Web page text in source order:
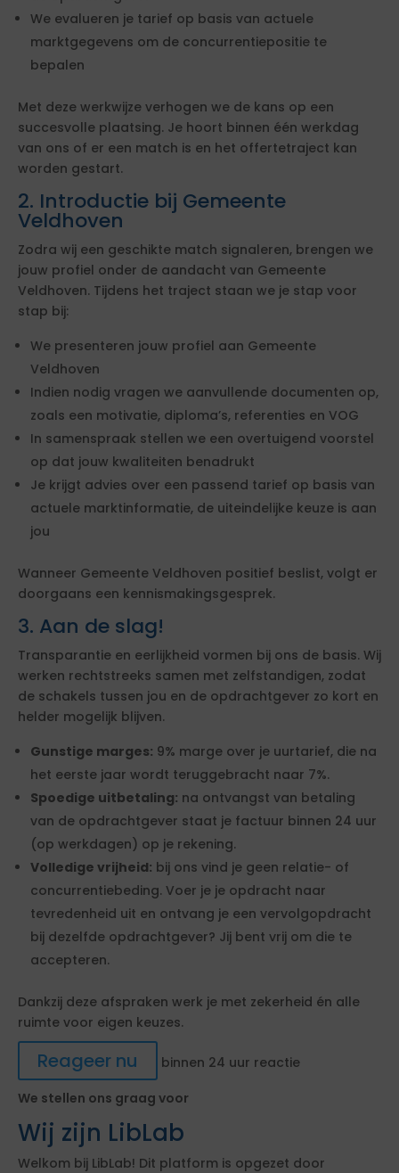
We evalueren je tarief op basis van actuele
marktgegevens om de concurrentiepositie te
bepalen
Met deze werkwijze verhogen we de kans op een
succesvolle plaatsing. Je hoort binnen één werkdag
van ons of er een match is en het offertetraject kan
worden gestart.
2. Introductie bij Gemeente
Veldhoven
Zodra wij een geschikte match signaleren, brengen we
jouw profiel onder de aandacht van Gemeente
Veldhoven. Tijdens het traject staan we je stap voor
stap bij:
We presenteren jouw profiel aan Gemeente
Veldhoven
Indien nodig vragen we aanvullende documenten op,
zoals een motivatie, diploma’s, referenties en VOG
In samenspraak stellen we een overtuigend voorstel
op dat jouw kwaliteiten benadrukt
Je krijgt advies over een passend tarief op basis van
actuele marktinformatie, de uiteindelijke keuze is aan
jou
Wanneer Gemeente Veldhoven positief beslist, volgt er
doorgaans een kennismakingsgesprek.
3. Aan de slag!
Transparantie en eerlijkheid vormen bij ons de basis. Wij
werken rechtstreeks samen met zelfstandigen, zodat
de schakels tussen jou en de opdrachtgever zo kort en
helder mogelijk blijven.
Gunstige marges: 9% marge over je uurtarief, die na
het eerste jaar wordt teruggebracht naar 7%.
Spoedige uitbetaling: na ontvangst van betaling
van de opdrachtgever staat je factuur binnen 24 uur
(op werkdagen) op je rekening.
Volledige vrijheid: bij ons vind je geen relatie- of
concurrentiebeding. Voer je je opdracht naar
tevredenheid uit en ontvang je een vervolgopdracht
bij dezelfde opdrachtgever? Jij bent vrij om die te
accepteren.
Dankzij deze afspraken werk je met zekerheid én alle
ruimte voor eigen keuzes.
Reageer nu
binnen 24 uur reactie
We stellen ons graag voor
Wij zijn LibLab
Welkom bij LibLab! Dit platform is opgezet door